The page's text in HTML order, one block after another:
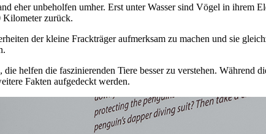
eher unbeholfen umher. Erst unter Wasser sind Vögel in ihrem
Kilometer zurück.
der kleine Frackträger aufmerksam zu machen und sie
helfen die faszinierenden Tiere besser zu verstehen. Während
Fakten aufgedeckt werden.